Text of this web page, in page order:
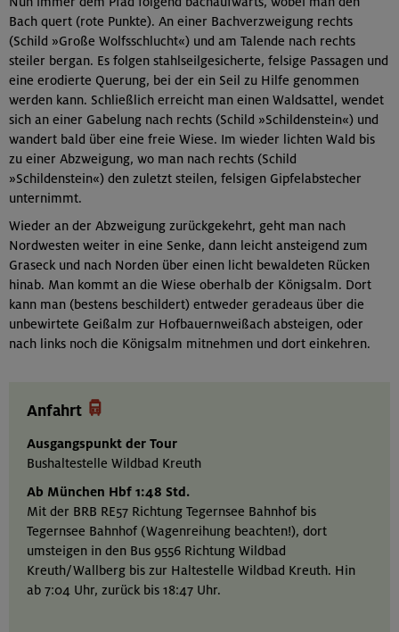
Bach quert (rote Punkte). An einer Bachverzweigung rechts
(Schild »Große Wolfsschlucht«) und am Talende nach rechts
steiler bergan. Es folgen stahlseilgesicherte, felsige Passagen und
eine erodierte Querung, bei der ein Seil zu Hilfe genommen
werden kann. Schließlich erreicht man einen Waldsattel, wendet
sich an einer Gabelung nach rechts (Schild »Schildenstein«) und
wandert bald über eine freie Wiese. Im wieder lichten Wald bis
zu einer Abzweigung, wo man nach rechts (Schild
»Schildenstein«) den zuletzt steilen, felsigen Gipfelabstecher
unternimmt.
Wieder an der Abzweigung zurückgekehrt, geht man nach
Nordwesten weiter in eine Senke, dann leicht ansteigend zum
Graseck und nach Norden über einen licht bewaldeten Rücken
hinab. Man kommt an die Wiese oberhalb der Königsalm. Dort
kann man (bestens beschildert) entweder geradeaus über die
unbewirtete Geißalm zur Hofbauernweißach absteigen, oder
nach links noch die Königsalm mitnehmen und dort einkehren.
Anfahrt 
Ausgangspunkt der Tour
Bushaltestelle Wildbad Kreuth
Ab München Hbf 1:48 Std.
Mit der BRB RE57 Richtung Tegernsee Bahnhof bis
Tegernsee Bahnhof (Wagenreihung beachten!), dort
umsteigen in den Bus 9556 Richtung Wildbad
Kreuth/Wallberg bis zur Haltestelle Wildbad Kreuth. Hin
ab 7:04 Uhr, zurück bis 18:47 Uhr.